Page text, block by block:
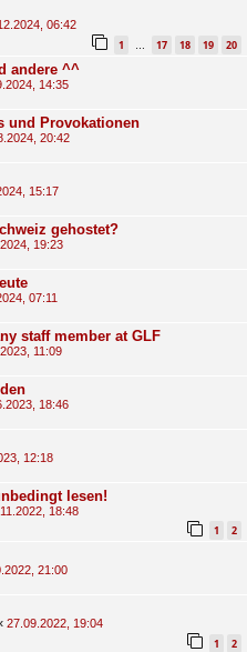
06:42
1 … 17 18 19 20
andere ^^
14:35
und Provokationen
20:42
15:17
gehostet?
19:23
07:11
staff member at GLF
11:09
18:46
12:18
lesen!
18:48
1 2
21:00
27.09.2022, 19:04
1 2